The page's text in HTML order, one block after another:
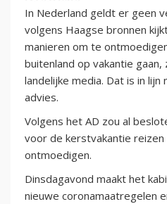
In Nederland geldt er geen
volgens Haagse bronnen
manieren om te
buitenland op vakantie
landelijke media. Dat is in
advies.
Volgens het AD zou al
voor de kerstvakantie
ontmoedigen.
Dinsdagavond maakt het
nieuwe coronamaatregelen